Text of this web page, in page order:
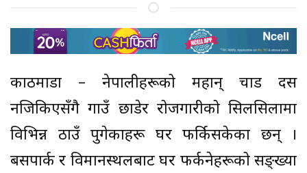
काठमाडौं – नेपालीहरूको महान् चाड दसैं
नजिकिएसँगै गाउँ छाडेर रोजगारीको सिलसिलामा
विभिन्न ठाउँ पुगेकाहरू घर फर्किसकेका छन् ।
बसपार्क र विमानस्थलबाट घर फर्कनेहरूको सङ्ख्या